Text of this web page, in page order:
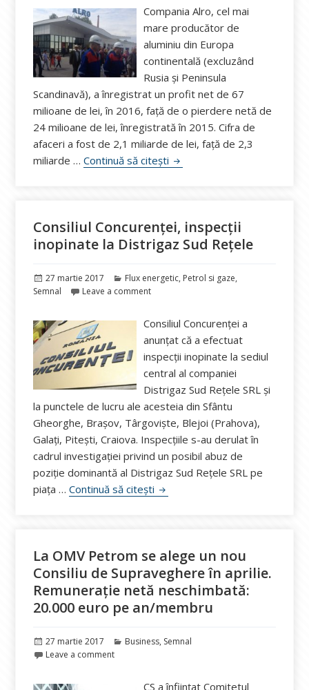
Compania Alro, cel mai
mare producător de
aluminiu din Europa
continentală (excluzând
Rusia şi Peninsula
Scandinavă), a înregistrat un profit net de 67
milioane de lei, în 2016, față de o pierdere netă de
24 milioane de lei, înregistrată în 2015. Cifra de
afaceri a fost de 2,1 miliarde de lei, față de 2,3
miliarde …Continuă să citești Năstase: Finalizarea cu
Consiliul Concurenței, inspecții
inopinate la Distrigaz Sud Rețele
Publicat
pe
27 martie 2017 Categorii
Flux energetic, Petrol si gaze,
Semnal
Leave a comment
Consiliul Concurenţei a
anunțat că a efectuat
inspecţii inopinate la sediul
central al companiei
Distrigaz Sud Reţele SRL şi
la punctele de lucru ale acesteia din Sfântu
Gheorghe, Braşov, Târgovişte, Blejoi (Prahova),
Galaţi, Piteşti, Craiova. Inspecţiile s-au derulat în
cadrul investigaţiei privind un posibil abuz de
poziţie dominantă al Distrigaz Sud Reţele SRL pe
piaţa …Continuă să citești Consiliul Concurenței, inspecții
La OMV Petrom se alege un nou
Consiliu de Supraveghere în aprilie.
Remunerație netă neschimbată:
20.000 euro pe an/membru
Publicat
pe
27 martie 2017 Categorii
Business, Semnal
Leave a comment
CS a înființat Comitetul